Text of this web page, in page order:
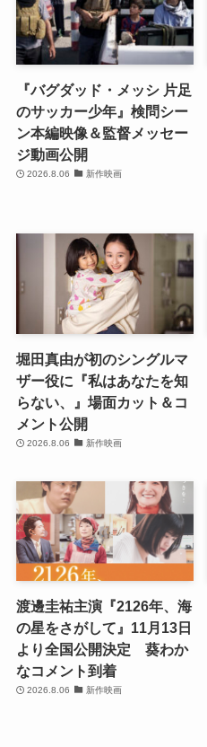
『バグダッド・メッシ 片足
のサッカー少年』検問シー
ン本編映像＆監督メッセー
ジ動画公開
2026.8.06 新作映画
堀田真由が初のシングルマ
ザー役に『私はあなたを知
らない、』場面カット＆コ
メント公開
2026.8.06 新作映画
渡邊圭祐主演『2126年、海
の星をさがして』11月13日
より全国公開決定 葵わか
なコメント到着
2026.8.06 新作映画